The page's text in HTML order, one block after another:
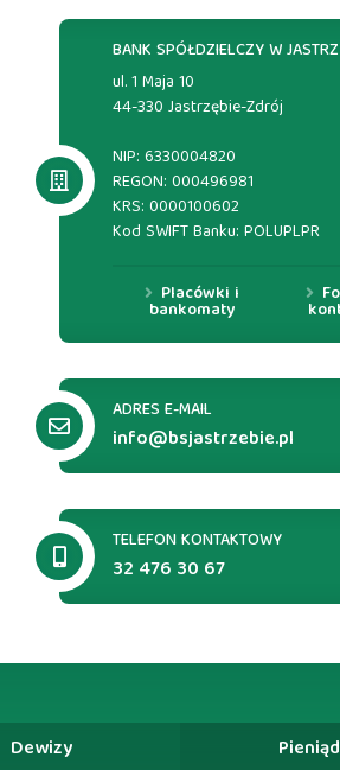
BANK SPÓŁDZIELCZY W
ul. 1 Maja 10
44-330 Jastrzębie-Zdrój
NIP: 6330004820
REGON: 000496981
KRS: 0000100602
Kod SWIFT Banku: POLUPLPR
Placówki i
bankomaty
ADRES E-MAIL
info@bsjastrzebie.pl
TELEFON KONTAKTOWY
32 476 30 67
Dewizy